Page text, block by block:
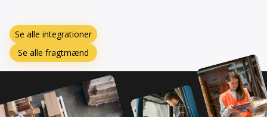
Se alle integrationer
Se alle fragtmænd